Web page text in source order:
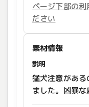
ページ下部の
ださい
素材情報
説明
猛犬注意があ
ました。凶暴な